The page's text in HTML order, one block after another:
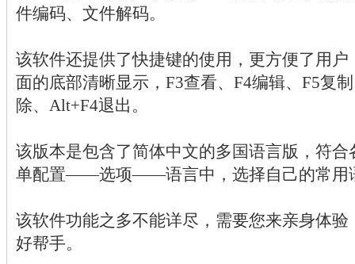
件编码、文件解码。
该软件还提供了快捷键的使用，更方便了用
面的底部清晰显示，F3查看、F4编辑、F5复
除、Alt+F4退出。
该版本是包含了简体中文的多国语言版，符
单配置——选项——语言中，选择自己的常用
该软件功能之多不能详尽，需要您来亲身体
好帮手。